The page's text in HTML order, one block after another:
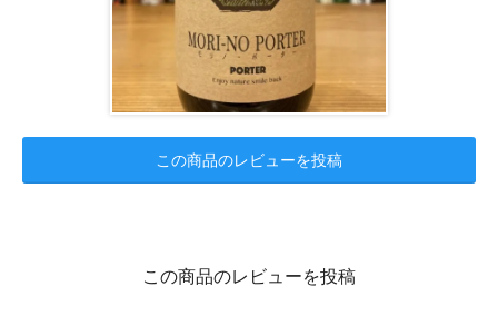
この商品のレビューを投稿
この商品のレビューを投稿